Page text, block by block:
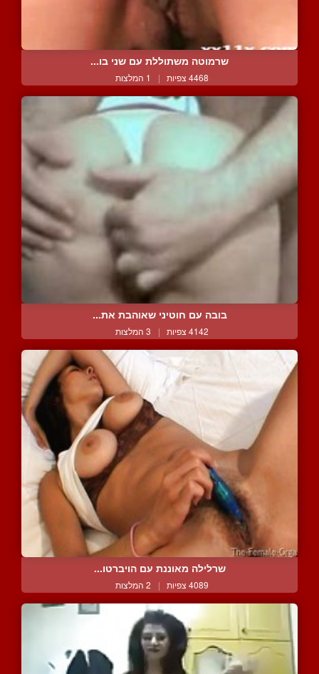
שרמוטה משתוללת עם שני בו...
4468 צפיות | 1 המלצות
בובה עם חוטיני שאוהבת את...
4142 צפיות | 3 המלצות
שרלילה מאוננת עם הויברטו...
4089 צפיות | 2 המלצות